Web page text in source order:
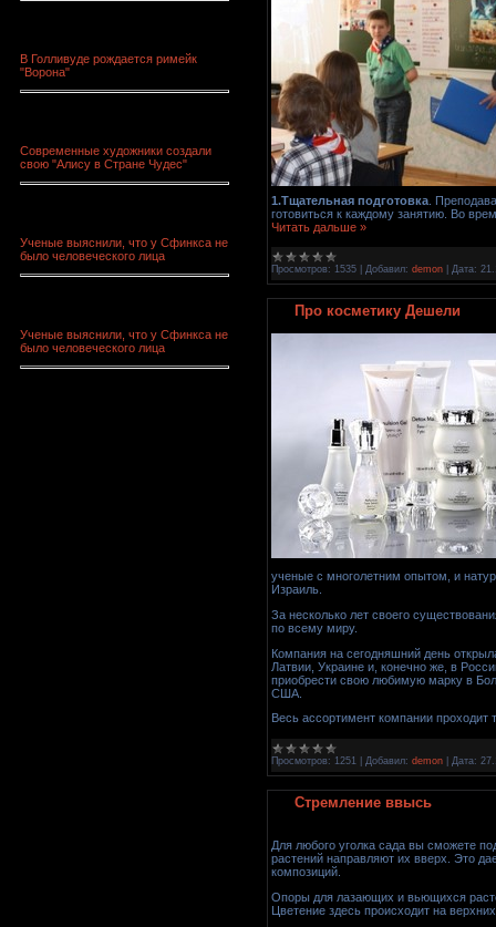
В Голливуде рождается римейк
"Ворона"
Современные художники создали
свою "Алису в Стране Чудес"
Ученые выяснили, что у Сфинкса не
было человеческого лица
Ученые выяснили, что у Сфинкса не
было человеческого лица
1.Тщательная подготовка .
готовиться к каждому занятию. Во
Читать дальше »
Просмотров: 1535 Добавил: demon Дата:
Про косметику Дешели
ученые с многолетним опытом, и
Израиль.
За несколько лет своего
по всему миру.
Компания на сегодняшний день
Латвии, Украине и, конечно же, в
приобрести свою любимую марку в
США.
Весь ассортимент компании проходит
Просмотров: 1251 Добавил: demon Дата:
Стремление ввысь
Для любого уголка сада вы сможете
растений направляют их вверх. Это
композиций.
Опоры для лазающих и вьющихся
Цветение здесь происходит на